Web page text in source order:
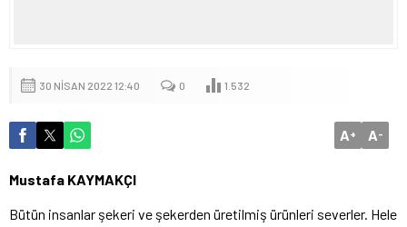
30 NISAN 2022 12:40 0 1.532
A+ A-
Mustafa KAYMAKÇI
Bütün insanlar şekeri ve şekerden üretilmiş ürünleri severler. Hele